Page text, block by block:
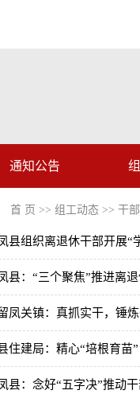
通知公告
首 页 >> 组工动态 >> 干
县组织离退休干部开展“
县：“三个聚焦”推进离
凤关镇：真抓实干，锤
住建局：精心“培根育苗
县：念好“五字决”推动